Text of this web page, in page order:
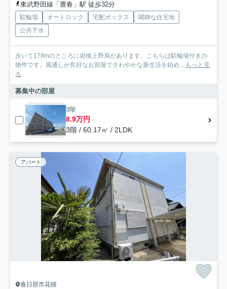
東武野田線「豊春」駅 徒歩32分
駐輪場 オートロック 宅配ボックス
閑静な住宅地
公共下水
歩いて178mのところに岩槻上野局があります。こちらは駐輪場付きの
物件です。風通しが良好なお部屋でさわやかな新生活を始め... もっと見
る
募集中の部屋
3階
8.9万円
3階 / 60.17㎡ / 2LDK
アパート
春日部市花積